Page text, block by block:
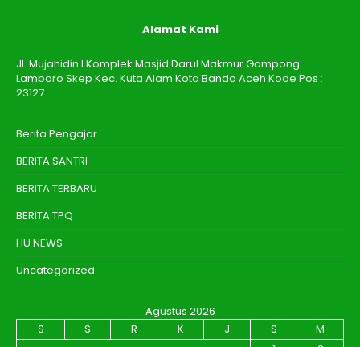
Alamat Kami
Jl. Mujahidin I Komplek Masjid Darul Makmur Gampong
Lambaro Skep Kec. Kuta Alam Kota Banda Aceh Kode Pos :
23127
Berita Pengajar
BERITA SANTRI
BERITA TERBARU
BERITA TPQ
HU NEWS
Uncategorized
Agustus 2026
S
S R K J S
M